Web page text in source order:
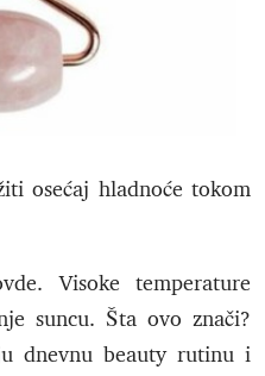
osećaj hladnoće tokom
Visoke temperature
suncu. Šta ovo znači?
dnevnu beauty rutinu i